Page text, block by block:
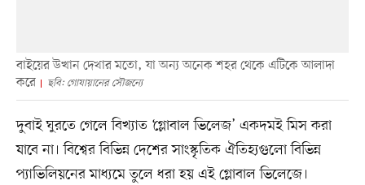
বাইয়ের উত্থান দেখার মতো, যা অন্য অনেক শহর থেকে এটিকে আলাদা
করে
ছবি: গোযায়ানের সৌজন্যে
দুবাই ঘুরতে গেলে বিখ্যাত ‘গ্লোবাল ভিলেজ’ একদমই মিস করা
যাবে না। বিশ্বের বিভিন্ন দেশের সাংস্কৃতিক ঐতিহ্যগুলো বিভিন্ন
প্যাভিলিয়নের মাধ্যমে তুলে ধরা হয় এই গ্লোবাল ভিলেজে।